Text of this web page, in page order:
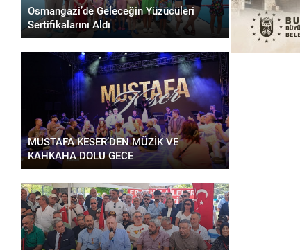
Osmangazi’de Geleceğin Yüzücüleri
Sertifikalarını Aldı
MUSTAFA KESER’DEN MÜZİK VE
KAHKAHA DOLU GECE